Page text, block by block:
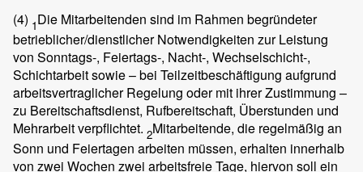
(4) 1Die Mitarbeitenden sind im Rahmen begründeter
betrieblicher/dienstlicher Notwendigkeiten zur Leistung
von Sonntags-, Feiertags-, Nacht-, Wechselschicht-,
Schichtarbeit sowie – bei Teilzeitbeschäftigung aufgrund
arbeitsvertraglicher Regelung oder mit ihrer Zustimmung –
zu Bereitschaftsdienst, Rufbereitschaft, Überstunden und
Mehrarbeit verpflichtet. 2Mitarbeitende, die regelmäßig an
Sonn und Feiertagen arbeiten müssen, erhalten innerhalb
von zwei Wochen zwei arbeitsfreie Tage, hiervon soll ein